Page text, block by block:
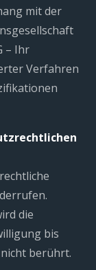
mit der
– Ihr
Verfahren
die
bis
berührt.